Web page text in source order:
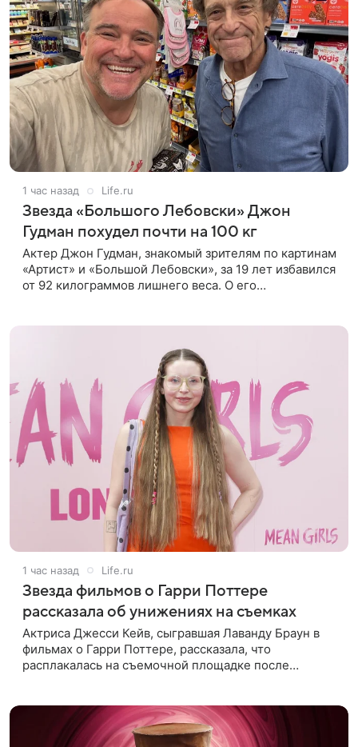
1 час назад Life.ru
Звезда «Большого Лебовски» Джон
Гудман похудел почти на 100 кг
Актер Джон Гудман, знакомый зрителям по картинам
«Артист» и «Большой Лебовски», за 19 лет избавился
от 92 килограммов лишнего веса. О его
1 час назад Life.ru
Звезда фильмов о Гарри Поттере
рассказала об унижениях на съемках
Актриса Джесси Кейв, сыгравшая Лаванду Браун в
фильмах о Гарри Поттере, рассказала, что
расплакалась на съемочной площадке после